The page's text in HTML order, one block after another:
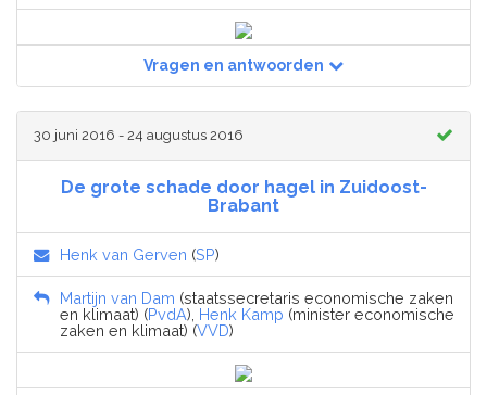
Vragen en antwoorden
30 juni 2016 - 24 augustus 2016
De grote schade door hagel in Zuidoost-
Brabant
Henk van Gerven (SP)
Martijn van Dam (staatssecretaris economische zaken
en klimaat) (PvdA), Henk Kamp (minister economische
zaken en klimaat) (VVD)